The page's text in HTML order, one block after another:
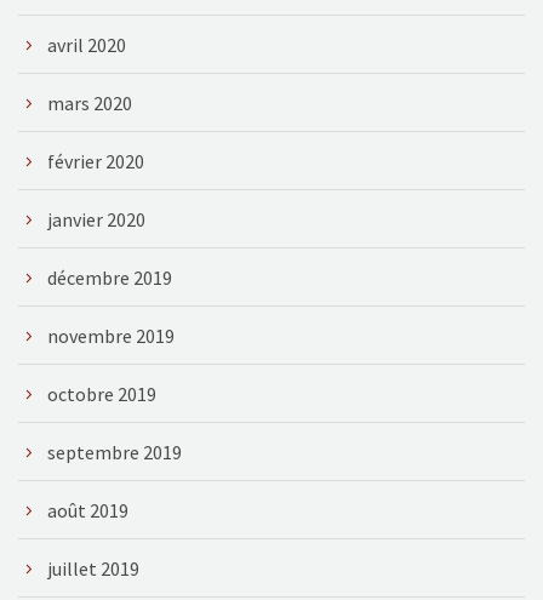
avril 2020
mars 2020
février 2020
janvier 2020
décembre 2019
novembre 2019
octobre 2019
septembre 2019
août 2019
juillet 2019